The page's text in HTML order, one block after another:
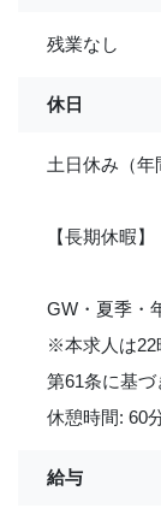
残業なし
休日
土日休み（年
【長期休暇】
GW・夏季・
※本求人は22
第61条に基づ
休憩時間: 60
給与